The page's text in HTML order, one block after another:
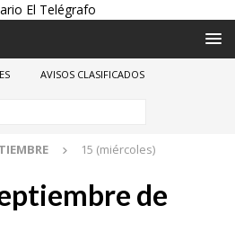
AVISOS CLASIFICADOS
15 (miércoles)
de